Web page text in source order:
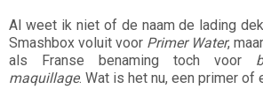
Al weet ik niet of de naam de lading
Smashbox voluit voor Primer Water,
als Franse benaming toch voor
maquillage. Wat is het nu, een primer of